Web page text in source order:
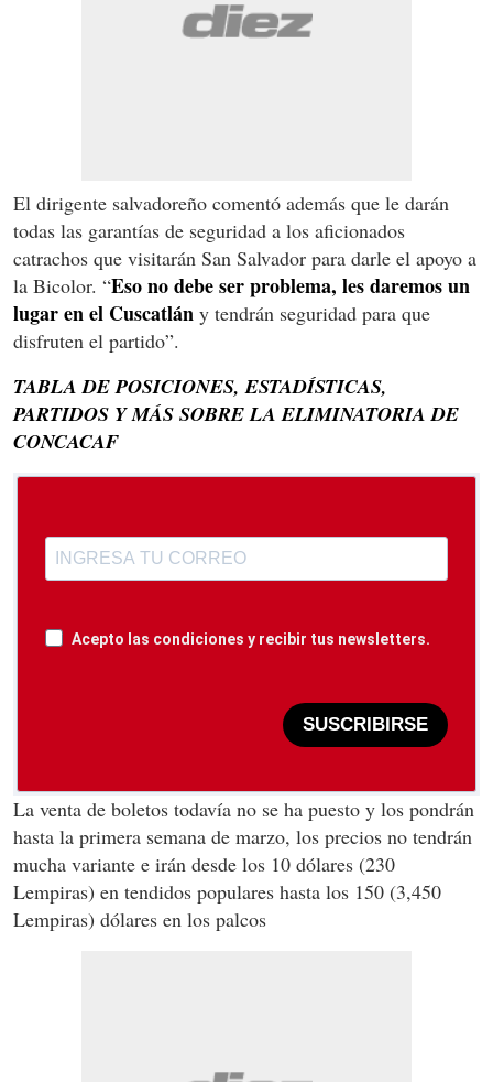
El dirigente salvadoreño comentó además que le darán
todas las garantías de seguridad a los aficionados
catrachos que visitarán San Salvador para darle el apoyo a
la Bicolor. “Eso no debe ser problema, les daremos un
lugar en el Cuscatlán y tendrán seguridad para que
disfruten el partido”.
TABLA DE POSICIONES, ESTADÍSTICAS,
PARTIDOS Y MÁS SOBRE LA ELIMINATORIA DE
CONCACAF
Acepto las condiciones y recibir tus newsletters.
SUSCRIBIRSE
La venta de boletos todavía no se ha puesto y los pondrán
hasta la primera semana de marzo, los precios no tendrán
mucha variante e irán desde los 10 dólares (230
Lempiras) en tendidos populares hasta los 150 (3,450
Lempiras) dólares en los palcos